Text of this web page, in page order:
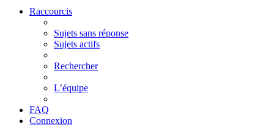
Raccourcis
Sujets sans réponse
Sujets actifs
Rechercher
L’équipe
FAQ
Connexion